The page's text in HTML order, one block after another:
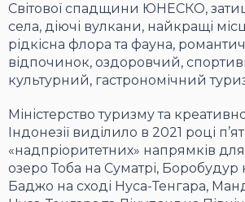
Світової спадщини ЮНЕСКО,
села, діючі вулкани, найкращі
рідкісна флора та фауна,
відпочинок, оздоровчий,
культурний, гастрономічний
Міністерство туризму та
Індонезії виділило в 2021 році
«надпріоритетних» напрямків
озеро Тоба на Суматрі, Боробудур
Баджо на сході Нуса-Тенгара,